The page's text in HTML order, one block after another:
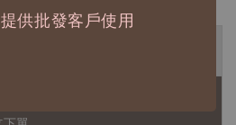
供批發客戶使用